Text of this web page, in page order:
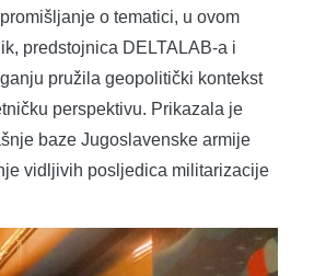
o tematici, u ovom
predstojnica DELTALAB-a i
pružila geopolitički kontekst
perspektivu. Prikazala je
baze Jugoslavenske armije
vidljivih posljedica militarizacije